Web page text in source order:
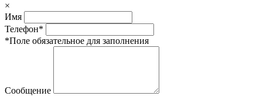
×
Имя
Телефон*
*Поле обязательное для заполнения
Сообщение